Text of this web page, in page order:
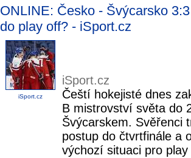
ONLINE: Česko - Švýcarsko
do play off? - iSport.cz
iSport.cz
iSport.cz
Čeští hokejisté dnes
B mistrovství světa do
Švýcarskem. Svěřenci
postup do čtvrtfinále a
výchozí situaci pro